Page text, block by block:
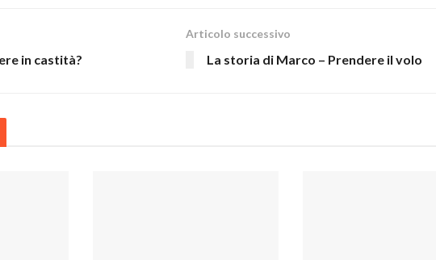
in castità?
Articolo successivo
La storia di Marco – Prendere il volo